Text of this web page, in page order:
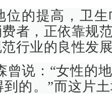
位的提高，卫
者，正依靠规
行业的良性发
曾说：“女性的
的。”而这片